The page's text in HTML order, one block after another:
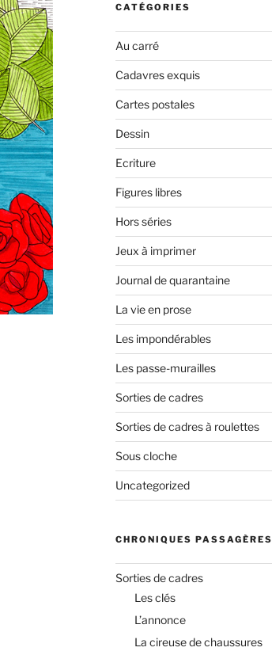
CATÉGORIES
Au carré
Cadavres exquis
Cartes postales
Dessin
Ecriture
Figures libres
Hors séries
Jeux à imprimer
Journal de quarantaine
La vie en prose
Les impondérables
Les passe-murailles
Sorties de cadres
Sorties de cadres à roulettes
Sous cloche
Uncategorized
CHRONIQUES PASSAGÈRES
Sorties de cadres
Les clés
L’annonce
La cireuse de chaussures